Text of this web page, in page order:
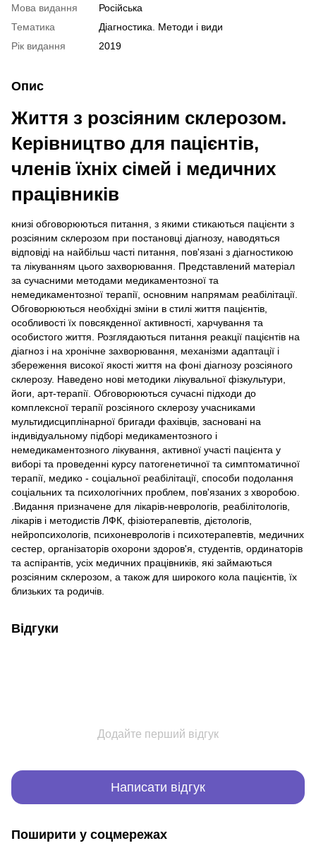
Мова видання
Російська
Тематика
Діагностика. Методи і види
Рік видання
2019
Опис
Життя з розсіяним склерозом.
Керівництво для пацієнтів,
членів їхніх сімей і медичних
працівників
книзі обговорюються питання, з якими стикаються пацієнти з
розсіяним склерозом при постановці діагнозу, наводяться
відповіді на найбільш часті питання, пов'язані з діагностикою
та лікуванням цього захворювання. Представлений матеріал
за сучасними методами медикаментозної та
немедикаментозної терапії, основним напрямам реабілітації.
Обговорюються необхідні зміни в стилі життя пацієнтів,
особливості їх повсякденної активності, харчування та
особистого життя. Розглядаються питання реакції пацієнтів на
діагноз і на хронічне захворювання, механізми адаптації і
збереження високої якості життя на фоні діагнозу розсіяного
склерозу. Наведено нові методики лікувальної фізкультури,
йоги, арт-терапії. Обговорюються сучасні підходи до
комплексної терапії розсіяного склерозу учасниками
мультидисциплінарної бригади фахівців, засновані на
індивідуальному підборі медикаментозного і
немедикаментозного лікування, активної участі пацієнта у
виборі та проведенні курсу патогенетичної та симптоматичної
терапії, медико - соціальної реабілітації, способи подолання
соціальних та психологічних проблем, пов'язаних з хворобою.
.Видання призначене для лікарів-неврологів, реабілітологів,
лікарів і методистів ЛФК, фізіотерапевтів, дієтологів,
нейропсихологів, психоневрологів і психотерапевтів, медичних
сестер, організаторів охорони здоров'я, студентів, ординаторів
та аспірантів, усіх медичних працівників, які займаються
розсіяним склерозом, а також для широкого кола пацієнтів, їх
близьких та родичів.
Відгуки
Додайте перший відгук
Написати відгук
Поширити у соцмережах